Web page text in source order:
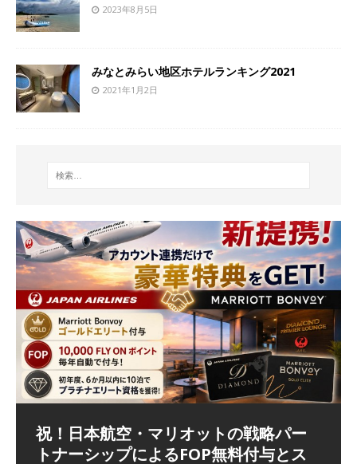
2023年8月5日
みなとみらい地区ホテルランキング2021
2021年1月2日
祝！日本航空・マリオットの戦略パー
トナーシップによるFOP無料付与とス
ラウンジ 華 那覇空港 (2026/05)
（2026/06/07記載） 2026年5月下旬の平日に那覇を訪れ
The Coral Executive Lounge スワ
ンナプーム国際空港国内線ラウンジ
日本航空 羽田空港国際線ファースト
クラスラウンジ (2026/01)
バンコクエアウェイズ スワンナプー
ム国際空港国内線ラウンジ (2026/01)